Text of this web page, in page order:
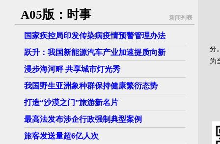
A05版：时事 新闻列表
国家疾控局印发传染病疫情预警管理办法
跃升：我国新能源汽车产业加速提质向新
漫步海河畔 共享城市灯光秀
我国野生亚洲象种群保持健康繁衍态势
打造“沙漠之门”旅游新名片
最高法发布涉企行政强制典型案例
旅客发送量超6亿人次
分
为